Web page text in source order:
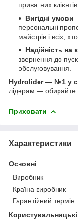
приватних клієнтів.
Вигідні умови
персональні
майстрів і всіх,
Надійність на
звернення до
обслуговування.
Hydrolider — №1 у
лідерам — обирайте
Приховати
Характеристики
Основні
Виробник
Країна виробник
Гарантійний термін